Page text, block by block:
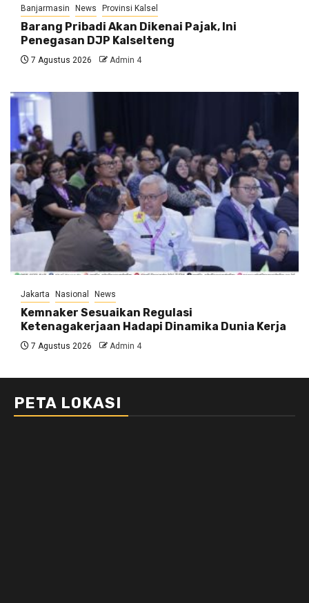
Banjarmasin News Provinsi Kalsel
Barang Pribadi Akan Dikenai Pajak, Ini
Penegasan DJP Kalselteng
7 Agustus 2026 Admin 4
Jakarta Nasional News
Kemnaker Sesuaikan Regulasi
Ketenagakerjaan Hadapi Dinamika Dunia Kerja
7 Agustus 2026 Admin 4
PETA LOKASI